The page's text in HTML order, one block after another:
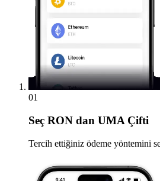
01
Seç RON dan UMA Çifti
Tercih ettiğiniz ödeme yöntemini